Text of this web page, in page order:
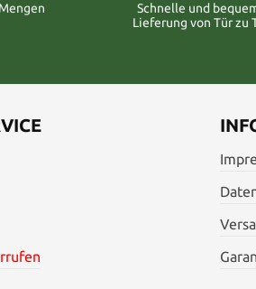
Schnelle und
Lieferung von Tür zu